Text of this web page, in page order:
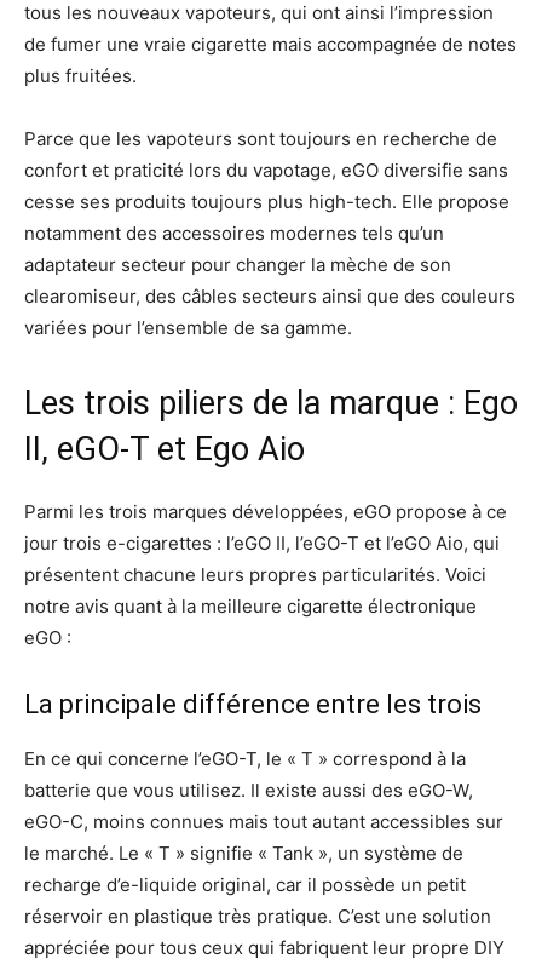
tous les nouveaux vapoteurs, qui ont ainsi l’impression
de fumer une vraie cigarette mais accompagnée de notes
plus fruitées.
Parce que les vapoteurs sont toujours en recherche de
confort et praticité lors du vapotage, eGO diversifie sans
cesse ses produits toujours plus high-tech. Elle propose
notamment des accessoires modernes tels qu’un
adaptateur secteur pour changer la mèche de son
clearomiseur, des câbles secteurs ainsi que des couleurs
variées pour l’ensemble de sa gamme.
Les trois piliers de la marque : Ego
II, eGO-T et Ego Aio
Parmi les trois marques développées, eGO propose à ce
jour trois e-cigarettes : l’eGO II, l’eGO-T et l’eGO Aio, qui
présentent chacune leurs propres particularités. Voici
notre avis quant à la meilleure cigarette électronique
eGO :
La principale différence entre les trois
En ce qui concerne l’eGO-T, le « T » correspond à la
batterie que vous utilisez. Il existe aussi des eGO-W,
eGO-C, moins connues mais tout autant accessibles sur
le marché. Le « T » signifie « Tank », un système de
recharge d’e-liquide original, car il possède un petit
réservoir en plastique très pratique. C’est une solution
appréciée pour tous ceux qui fabriquent leur propre DIY